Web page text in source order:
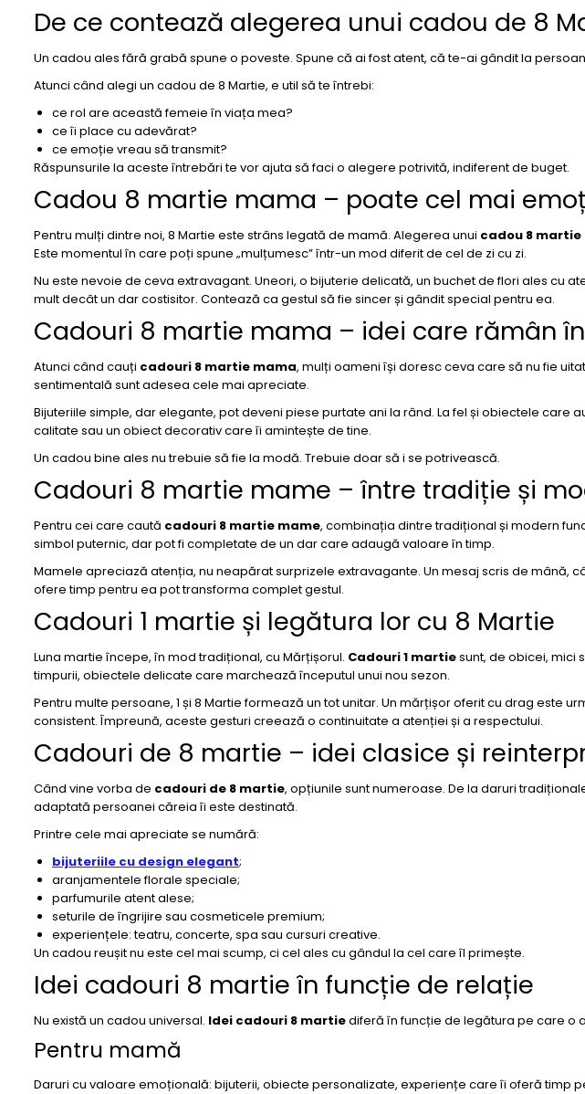
De ce contează alegerea unui cadou de 8
Un cadou ales fără grabă spune o poveste. Spune că ai fost atent, că te-ai gândit la
Atunci când alegi un cadou de 8 Martie, e util să te întrebi:
ce rol are această femeie în viața mea?
ce îi place cu adevărat?
ce emoție vreau să transmit?
Răspunsurile la aceste întrebări te vor ajuta să faci o alegere potrivită, indiferent de buget.
Cadou 8 martie mama – poate cel mai
Pentru mulți dintre noi, 8 Martie este strâns legată de mamă. Alegerea unui cadou 8 martie
Este momentul în care poți spune „mulțumesc” într-un mod diferit de cel de zi cu zi.
Nu este nevoie de ceva extravagant. Uneori, o bijuterie delicată, un buchet de flori ales cu
mult decât un dar costisitor. Contează ca gestul să fie sincer și gândit special pentru ea.
Cadouri 8 martie mama – idei care rămân
Atunci când cauți cadouri 8 martie mama, mulți oameni își doresc ceva care să nu fie
sentimentală sunt adesea cele mai apreciate.
Bijuteriile simple, dar elegante, pot deveni piese purtate ani la rând. La fel și obiectele care
calitate sau un obiect decorativ care îi amintește de tine.
Un cadou bine ales nu trebuie să fie la modă. Trebuie doar să i se potrivească.
Cadouri 8 martie mame – între tradiție și
Pentru cei care caută cadouri 8 martie mame, combinația dintre tradițional și modern
simbol puternic, dar pot fi completate de un dar care adaugă valoare în timp.
Mamele apreciază atenția, nu neapărat surprizele extravagante. Un mesaj scris de mână,
ofere timp pentru ea pot transforma complet gestul.
Cadouri 1 martie și legătura lor cu 8 Martie
Luna martie începe, în mod tradițional, cu Mărțișorul. Cadouri 1 martiesunt, de obicei, mici
timpurii, obiectele delicate care marchează începutul unui nou sezon.
Pentru multe persoane, 1 și 8 Martie formează un tot unitar. Un mărțișor oferit cu drag este
consistent. Împreună, aceste gesturi creează o continuitate a atenției și a respectului.
Cadouri de 8 martie – idei clasice și
Când vine vorba de cadouri de 8 martie, opțiunile sunt numeroase. De la daruri
adaptată persoanei căreia îi este destinată.
Printre cele mai apreciate se numără:
bijuteriile cu design elegant;
aranjamentele florale speciale;
parfumurile atent alese;
seturile de îngrijire sau cosmeticele premium;
experiențele: teatru, concerte, spa sau cursuri creative.
Un cadou reușit nu este cel mai scump, ci cel ales cu gândul la cel care îl primește.
Idei cadouri 8 martie în funcție de relație
Nu există un cadou universal. Idei cadouri 8 martiediferă în funcție de legătura pe care o
Pentru mamă
Daruri cu valoare emoțională: bijuterii, obiecte personalizate, experiențe care îi oferă timp